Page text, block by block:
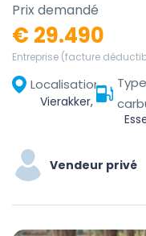
Prix demandé
€ 29.490
Entreprise (facture
Localisation
Vierakker, Bronckhorst, Gelderland, Nederland
Vendeur privé